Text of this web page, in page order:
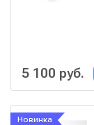
5 100 руб.
Новинка